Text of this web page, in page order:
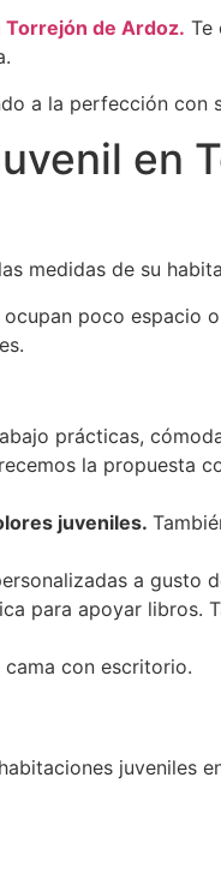
Torrejón de Ardoz. Te
a la perfección con
en
medidas de su
poco espacio
prácticas,
la propuesta
juveniles.
a gusto
para apoyar libros.
con escritorio.
juveniles